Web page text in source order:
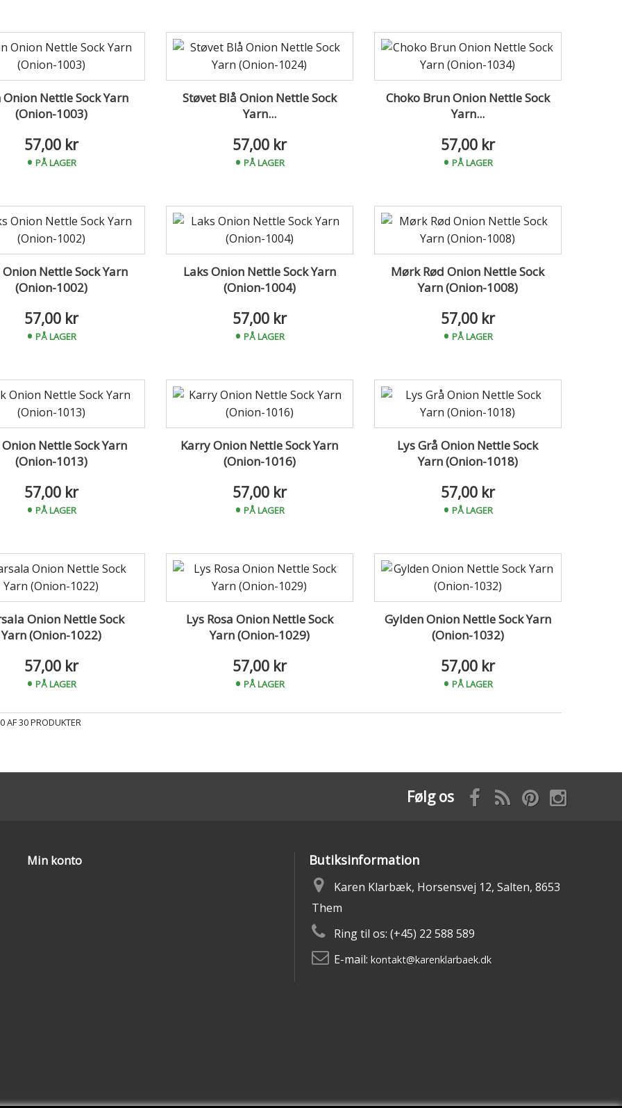
Nettle Sock Yarn
(Onion-1003)
57,00 kr
PÅ LAGER
Støvet Blå Onion Nettle Sock
Yarn...
57,00 kr
PÅ LAGER
Choko Brun Onion Nettle Sock
Yarn...
57,00 kr
PÅ LAGER
Onion Nettle Sock Yarn
(Onion-1002)
57,00 kr
PÅ LAGER
Laks Onion Nettle Sock Yarn
(Onion-1004)
57,00 kr
PÅ LAGER
Mørk Rød Onion Nettle Sock
Yarn (Onion-1008)
57,00 kr
PÅ LAGER
Nettle Sock Yarn
(Onion-1013)
57,00 kr
PÅ LAGER
Karry Onion Nettle Sock Yarn
(Onion-1016)
57,00 kr
PÅ LAGER
Lys Grå Onion Nettle Sock
Yarn (Onion-1018)
57,00 kr
PÅ LAGER
Onion Nettle Sock
Yarn (Onion-1022)
57,00 kr
PÅ LAGER
Lys Rosa Onion Nettle Sock
Yarn (Onion-1029)
57,00 kr
PÅ LAGER
Gylden Onion Nettle Sock Yarn
(Onion-1032)
57,00 kr
PÅ LAGER
AF 30 PRODUKTER
Følg os
Min konto Butiksinformation
Karen Klarbæk, Horsensvej 12, Salten, 8653
Them
Ring til os: (+45) 22 588 589
E-mail: kontakt@karenklarbaek.dk